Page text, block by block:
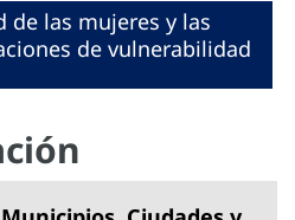
de las mujeres y las
de vulnerabilidad